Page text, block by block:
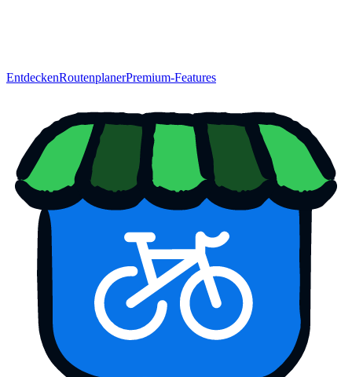
EntdeckenRoutenplanerPremium-Features